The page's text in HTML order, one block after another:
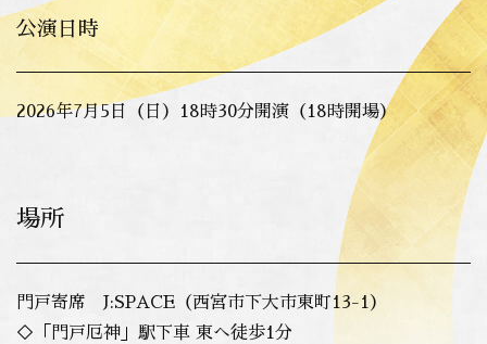
公演日時
2026年7月5日（日）18時30分開演（18時開場）
場所
門戸寄席 J:SPACE（西宮市下大市東町13-1）
◇「門戸厄神」駅下車 東へ徒歩1分